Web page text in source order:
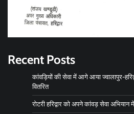
Recent Posts
कांवड़ियों की सेवा में आगे आया ज्वालापुर-
वितरित
रोटरी हरिद्वार को अपने कांवड़ सेवा